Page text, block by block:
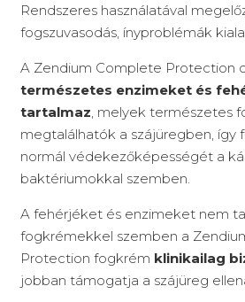
Rendszeres használatával
fogszuvasodás, ínyproblémák
A Zendium Complete Protection
természetes enzimeket és
tartalmaz , melyek természetes
megtalálhatók a szájüregben, így
normál védekezőképességét a
baktériumokkal szemben.
A fehérjéket és enzimeket nem
fogkrémekkel szemben a
Protection fogkrém klinikailag
jobban támogatja a szájüreg